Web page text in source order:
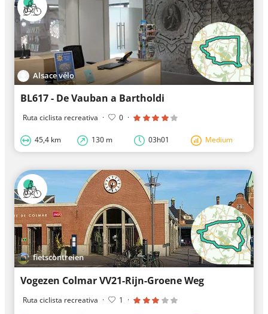
Alsace vélo
BL617 - De Vauban a Bartholdi
Ruta ciclista recreativa · 0 ·
45,4 km 130 m 03h01 Medium
fietscontreien
Vogezen Colmar VV21-Rijn-Groene Weg
Ruta ciclista recreativa · 1 ·